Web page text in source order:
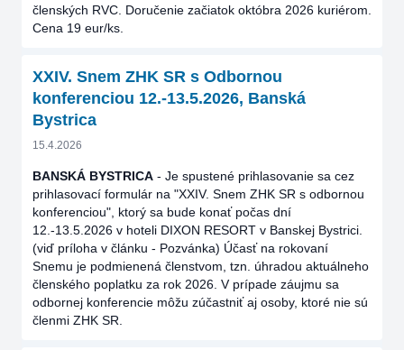
členských RVC. Doručenie začiatok októbra 2026 kuriérom.
Cena 19 eur/ks.
XXIV. Snem ZHK SR s Odbornou
konferenciou 12.-13.5.2026, Banská
Bystrica
15.4.2026
BANSKÁ BYSTRICA - Je spustené prihlasovanie sa cez
prihlasovací formulár na "XXIV. Snem ZHK SR s odbornou
konferenciou", ktorý sa bude konať počas dní
12.-13.5.2026 v hoteli DIXON RESORT v Banskej Bystrici.
(viď príloha v článku - Pozvánka) Účasť na rokovaní
Snemu je podmienená členstvom, tzn. úhradou aktuálneho
členského poplatku za rok 2026. V prípade záujmu sa
odbornej konferencie môžu zúčastniť aj osoby, ktoré nie sú
členmi ZHK SR.